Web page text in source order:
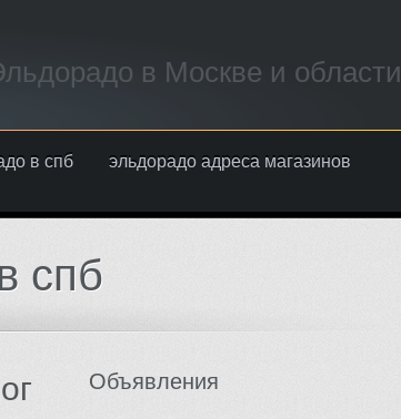
в Москве и области
в спб эльдорадо адреса магазинов
спб
Объявления